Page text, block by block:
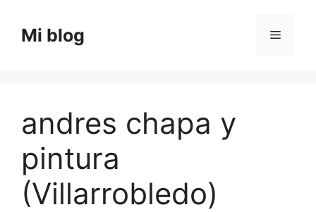
contenido
Mi blog Menú
andres chapa y
pintura
(Villarrobledo)